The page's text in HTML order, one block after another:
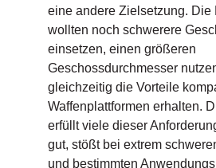
eine andere Zielsetzung. Die
wollten noch schwerere
einsetzen, einen größeren
Geschossdurchmesser
gleichzeitig die Vorteile
Waffenplattformen erhalten.
erfüllt viele dieser
gut, stößt bei extrem
und bestimmten